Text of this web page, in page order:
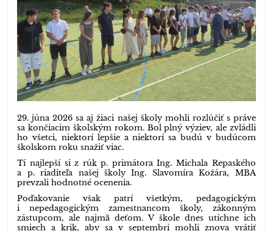
29. júna 2026 sa aj žiaci našej školy mohli rozlúčiť s práve
sa končiacim školským rokom. Bol plný výziev, ale zvládli
ho všetci, niektorí lepšie a niektorí sa budú v budúcom
školskom roku snažiť viac.
Tí najlepší si z rúk p. primátora Ing. Michala Repaského
a p. riaditeľa našej školy Ing. Slavomíra Kožára, MBA
prevzali hodnotné ocenenia.
Poďakovanie však patrí všetkým, pedagogickým
i nepedagogickým zamestnancom školy, zákonným
zástupcom, ale najmä deťom. V škole dnes utíchne ich
smiech a krik, aby sa v septembri mohli znova vrátiť